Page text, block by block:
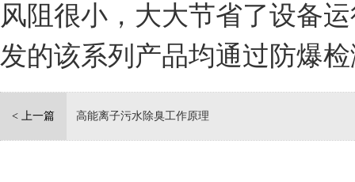
风阻很小，大大节省了设备
发的该系列产品均通过防爆
< 上一篇 高能离子污水除臭工作原理